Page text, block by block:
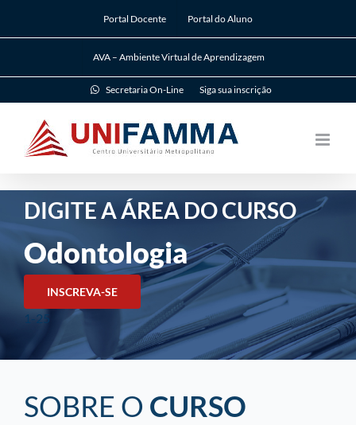
Portal Docente Portal do Aluno
AVA – Ambiente Virtual de Aprendizagem
Secretaria On-Line Siga sua inscrição
DIGITE A ÁREA DO CURSO
Odontologia
INSCREVA-SE
1-25
SOBRE O CURSO